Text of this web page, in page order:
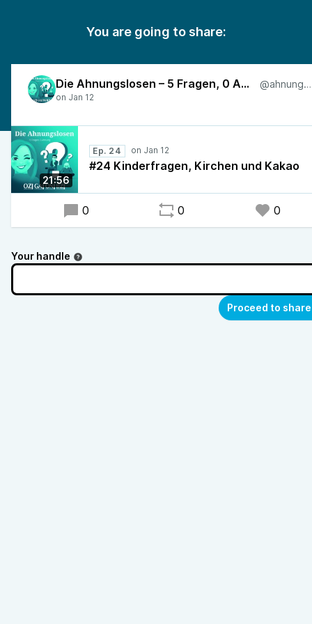
You are going to share:
Die Ahnungslosen – 5 Fragen, 0 Ahnung @ahnungslos
21:56
Ep. 24
#24 Kinderfragen, Kirchen und Kakao
0 0 0
Your handle
Proceed to share